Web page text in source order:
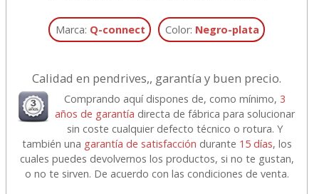
Marca: Q-connect Color: Negro-plata
Calidad en pendrives,, garantía y buen precio.
Comprando aquí dispones de, como mínimo, 3
años de garantía directa de fábrica para solucionar
sin coste cualquier defecto técnico o rotura. Y
también una garantía de satisfacción durante 15 días, los
cuales puedes devolvernos los productos, si no te gustan,
o no te sirven. De acuerdo con las condiciones de venta.